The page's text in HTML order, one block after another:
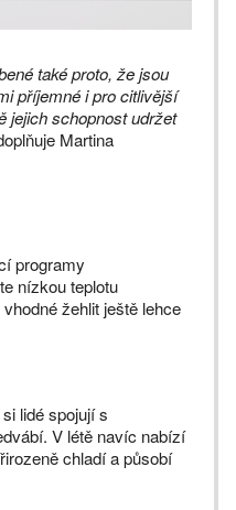
také proto, že jsou
příjemné i pro citlivější
jejich schopnost udržet
Martina
programy
nízkou teplotu
žehlit ještě lehce
lidé spojují s
V létě navíc nabízí
chladí a působí